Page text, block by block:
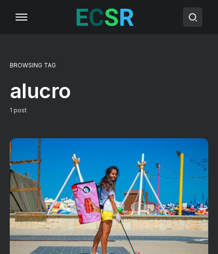
BROWSING TAG
alucro
1 post